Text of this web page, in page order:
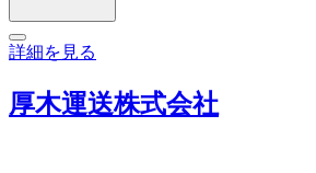
詳細を見る
厚木運送株式会社